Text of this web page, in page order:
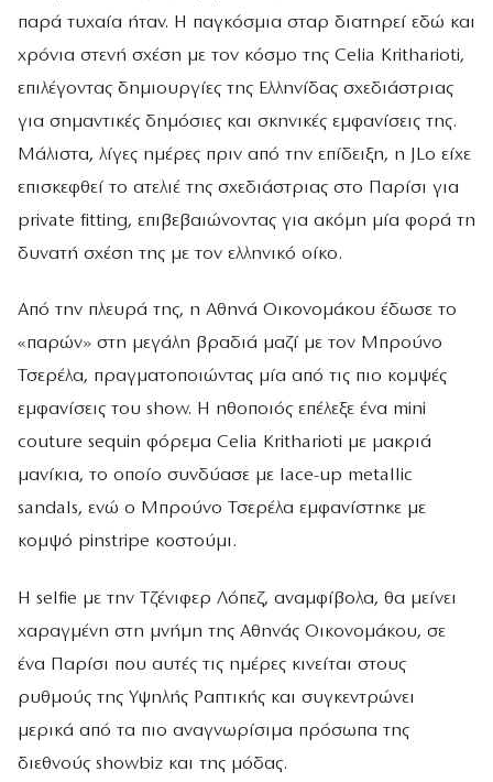
παρά τυχαία ήταν. Η παγκόσμια σταρ διατηρεί εδώ και
χρόνια στενή σχέση με τον κόσμο της Celia Kritharioti,
επιλέγοντας δημιουργίες της Ελληνίδας σχεδιάστριας
για σημαντικές δημόσιες και σκηνικές εμφανίσεις της.
Μάλιστα, λίγες ημέρες πριν από την επίδειξη, η JLo είχε
επισκεφθεί το ατελιέ της σχεδιάστριας στο Παρίσι για
private fitting, επιβεβαιώνοντας για ακόμη μία φορά τη
δυνατή σχέση της με τον ελληνικό οίκο.
Από την πλευρά της, η Αθηνά Οικονομάκου έδωσε το
«παρών» στη μεγάλη βραδιά μαζί με τον Μπρούνο
Τσερέλα, πραγματοποιώντας μία από τις πιο κομψές
εμφανίσεις του show. Η ηθοποιός επέλεξε ένα mini
couture sequin φόρεμα Celia Kritharioti με μακριά
μανίκια, το οποίο συνδύασε με lace-up metallic
sandals, ενώ ο Μπρούνο Τσερέλα εμφανίστηκε με
κομψό pinstripe κοστούμι.
Η selfie με την Τζένιφερ Λόπεζ, αναμφίβολα, θα μείνει
χαραγμένη στη μνήμη της Αθηνάς Οικονομάκου, σε
ένα Παρίσι που αυτές τις ημέρες κινείται στους
ρυθμούς της Υψηλής Ραπτικής και συγκεντρώνει
μερικά από τα πιο αναγνωρίσιμα πρόσωπα της
διεθνούς showbiz και της μόδας.